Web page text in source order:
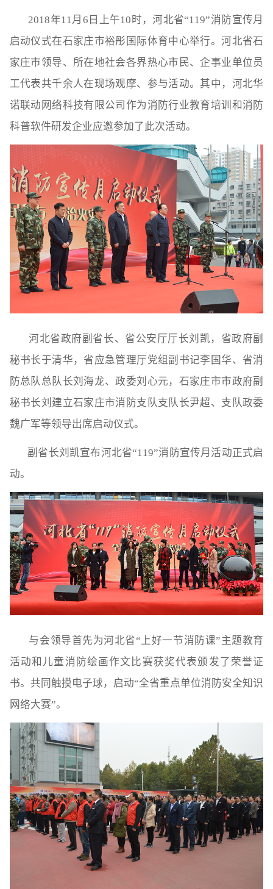
2018年11月6日上午10时，河北省“119”消防宣传月
启动仪式在石家庄市裕彤国际体育中心举行。河北省石
家庄市领导、所在地社会各界热心市民、企事业单位员
工代表共千余人在现场观摩、参与活动。其中，河北华
诺联动网络科技有限公司作为消防行业教育培训和消防
科普软件研发企业应邀参加了此次活动。
河北省政府副省长、省公安厅厅长刘凯，省政府副
秘书长于清华，省应急管理厅党组副书记李国华、省消
防总队总队长刘海龙、政委刘心元，石家庄市市政府副
秘书长刘建立石家庄市消防支队支队长尹超、支队政委
魏广军等领导出席启动仪式。
副省长刘凯宣布河北省“119”消防宣传月活动正式启
动。
与会领导首先为河北省“上好一节消防课”主题教育
活动和儿童消防绘画作文比赛获奖代表颁发了荣誉证
书。共同触摸电子球，启动“全省重点单位消防安全知识
网络大赛”。